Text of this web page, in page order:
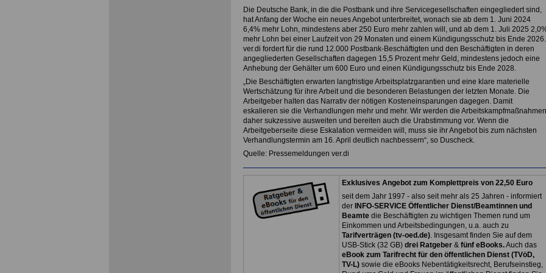
Die Deutsche Bank, in die die Postbank und ihre Servicegesellschaften eingegliedert sind,
hat Anfang der Woche ein neues Angebot unterbreitet, wonach sie ab dem 1. Juni 2024
6,4% mehr Lohn, mindestens aber 250 Euro mehr zahlen will, und ab dem 1. Juli 2025
mehr Lohn bei einer Laufzeit von 29 Monaten und einem Kündigungsschutz bis Ende 2026.
ver.di fordert für die rund 12.000 Postbank-Beschäftigten und den Beschäftigten in deren
angegliederten Gesellschaften dagegen 15,5 Prozent mehr Geld, mindestens jedoch eine
Anhebung der Gehälter um 600 Euro und einen Kündigungsschutz bis Ende 2028.
„Die Beschäftigten erwarten langfristige Arbeitsplatzgarantien und eine klare materielle
Wertschätzung für ihre Arbeit und die besonderen Belastungen der letzten Monate. Die
Arbeitgeber halten das Narrativ der nötigen Kosteneinsparungen dagegen. Damit
eskalieren sie die Verhandlungen mehr und mehr. Wir werden die Arbeitskampfmaßnahmen
daher sukzessive ausweiten und bereiten auch die Urabstimmung vor. Wenn die
Arbeitgeberseite diese Eskalation vermeiden will, muss sie ihr Angebot bis zum nächsten
Verhandlungstermin am 16. April deutlich nachbessern“, so Duscheck.
Quelle: Pressemeldungen ver.di
Exklusives Angebot zum Komplettpreis von 22,50 Euro
seit dem Jahr 1997 - also seit mehr als 25 Jahren - informiert
der INFO-SERVICE Öffentlicher Dienst/Beamtinnen und
Beamtedie Beschäftigten zu wichtigen Themen rund um
Einkommen und Arbeitsbedingungen, u.a. auch zu
Tarifverträgen (tv-oed.de). Insgesamt finden Sie auf dem
USB-Stick (32 GB) drei Ratgeber& fünf eBooks.Auch das
eBook zum Tarifrecht für den öffentlichen Dienst (TVöD,
TV-L)sowie die eBooks Nebentätigkeitsrecht, Berufseinstieg,